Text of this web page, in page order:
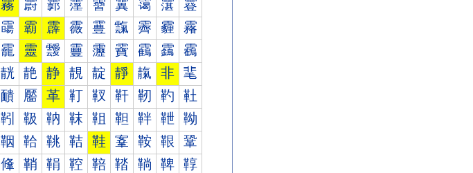
霧 霨 霩 霪 霫 霬 霭 霮 霯
霷 霸 霹 霺 霻 霼 霽 霾 霿
靇 靈 靉 靊 靋 靌 靍 靎 靏
靗 靘 静 靚 靛 靜 靝 非 靟
靧 靨 革 靪 靫 靬 靭 靮 靯
靷 靸 靹 靺 靻 靼 靽 靾 靿
鞇 鞈 鞉 鞊 鞋 鞌 鞍 鞎 鞏
鞗 鞘 鞙 鞚 鞛 鞜 鞝 鞞 鞟